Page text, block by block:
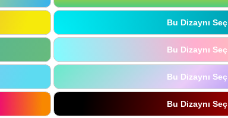
Bu Dizaynı Seç
Bu Dizaynı Seç
Bu Dizaynı Seç
Bu Dizaynı Seç